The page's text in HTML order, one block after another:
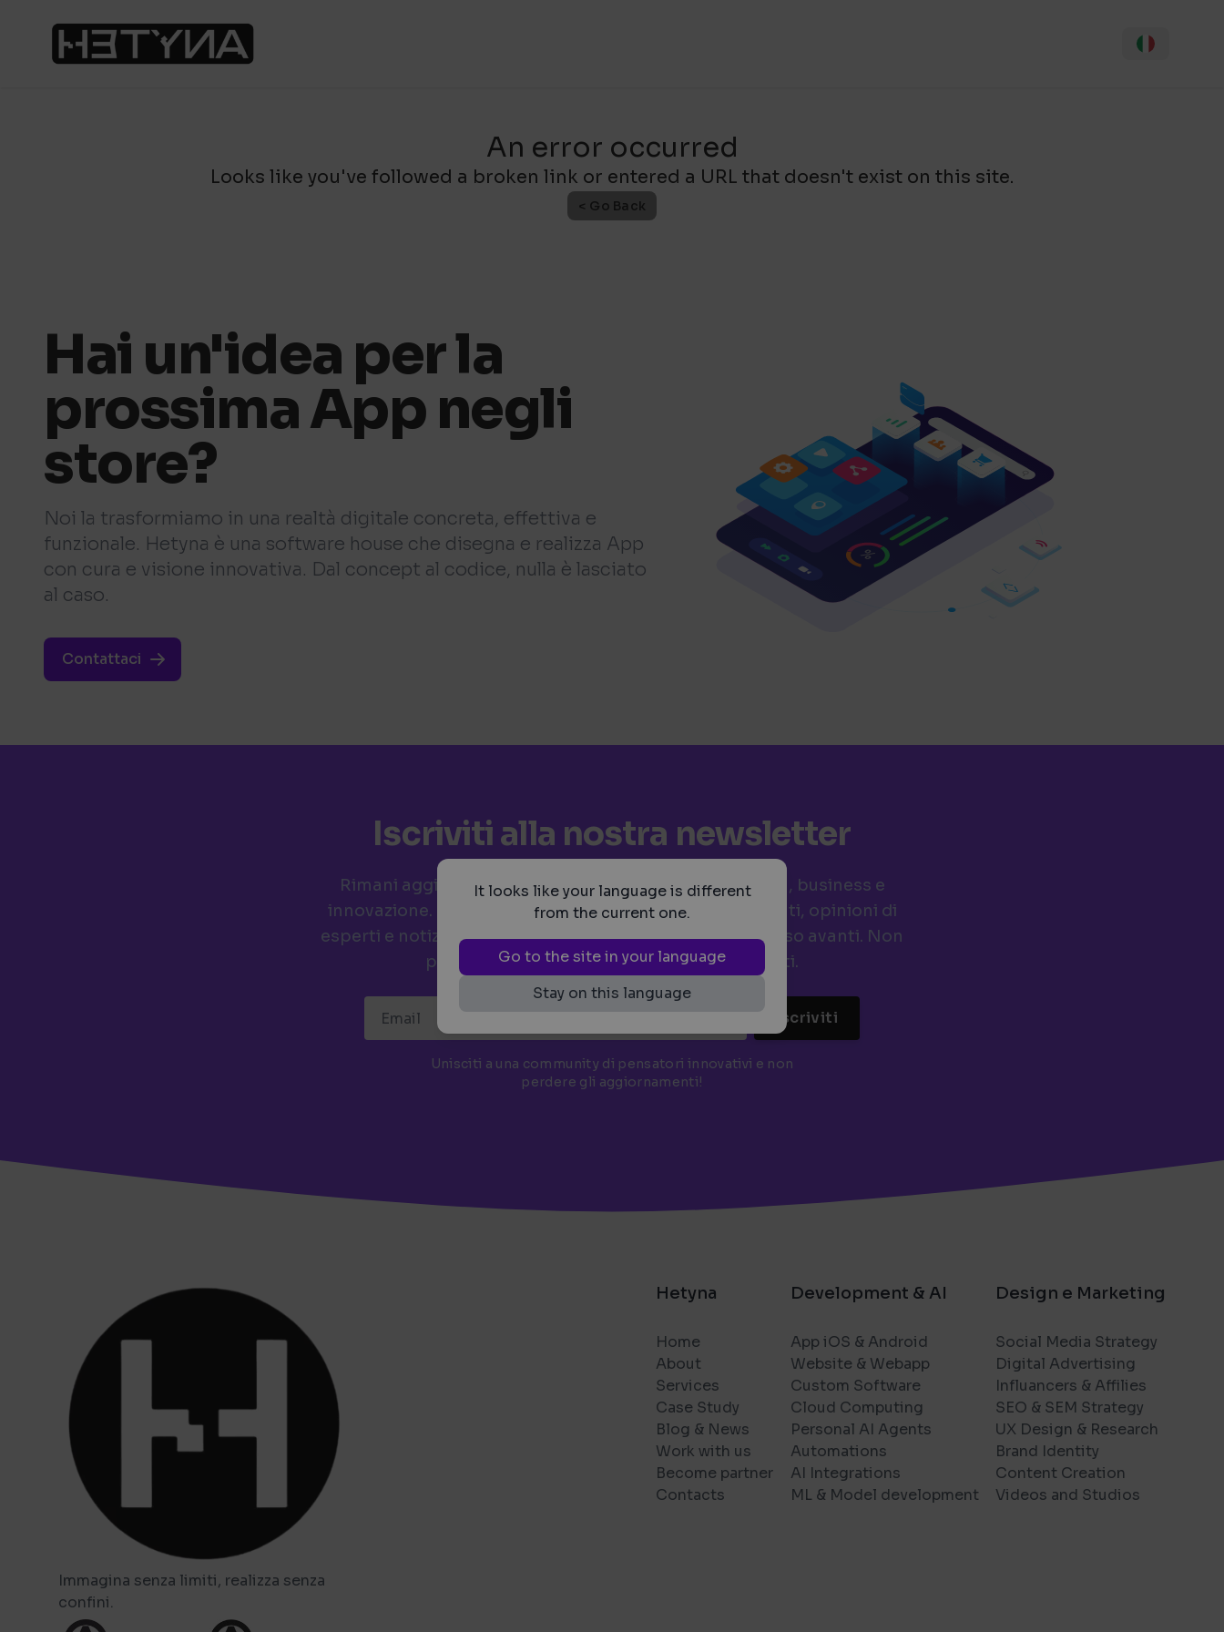
It looks like your language is different
from the current one.
Go to the site in your language
Stay on this language
An error occurred
Looks like you've followed a broken link or entered a URL that doesn't exist on this site.
< Go Back
Hai un'idea per la
prossima App negli
store?
Noi la trasformiamo in una realtà digitale concreta, effettiva e
funzionale. Hetyna è una software house che disegna e realizza App
con cura e visione innovativa. Dal concept al codice, nulla è lasciato
al caso.
Contattaci
Iscriviti alla nostra newsletter
Rimani aggiornato sulle ultime tendenze in tecnologia, business e
innovazione. La nostra newsletter offre approfondimenti, opinioni di
esperti e notizie del settore per aiutarti a restare un passo avanti. Non
perdere contenuti esclusivi e aggiornamenti.
Iscriviti
Unisciti a una community di pensatori innovativi e non
perdere gli aggiornamenti!
Immagina senza limiti, realizza senza
confini.
Hetyna
Home
About
Services
Case Study
Blog & News
Work with us
Become partner
Contacts
Development & AI
App iOS & Android
Website & Webapp
Custom Software
Cloud Computing
Personal AI Agents
Automations
AI Integrations
ML & Model development
Design e Marketing
Social Media Strategy
Digital Advertising
Influancers & Affilies
SEO & SEM Strategy
UX Design & Research
Brand Identity
Content Creation
Videos and Studios